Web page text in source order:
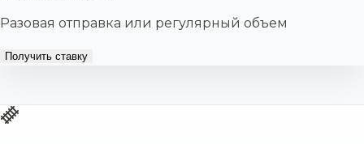
Разовая отправка или регулярный объем
Получить ставку